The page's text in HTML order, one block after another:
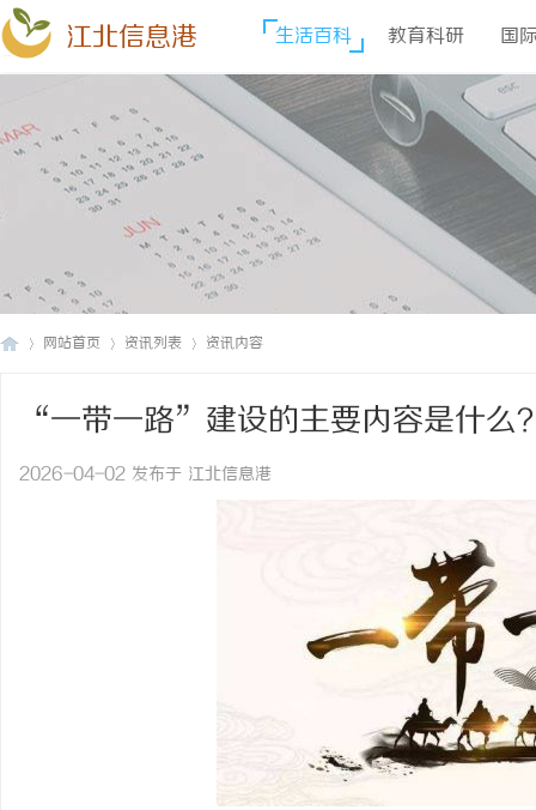
江北信息港 生活百科 教育科研 国
网站首页 资讯列表 资讯内容
“一带一路”建设的主要内容是什么
2026-04-02 发布于 江北信息港